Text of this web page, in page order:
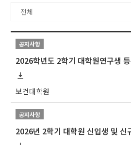
공지사항
2026학년도 2학기 대학원연구생
보건대학원
공지사항